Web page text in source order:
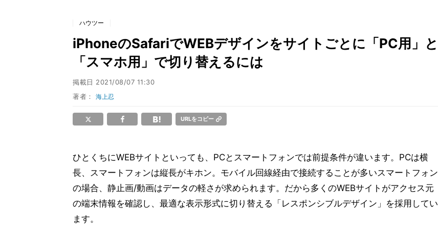
ハウツー
iPhoneのSafariでWEBデザインをサイトごとに「PC用」と
「スマホ用」で切り替えるには
掲載日 2021/08/07 11:30
著者：海上忍
URLをコピー
ひとくちにWEBサイトといっても、PCとスマートフォンでは前提条件が違います。PCは横
長、スマートフォンは縦長がキホン。モバイル回線経由で接続することが多いスマートフォン
の場合、静止画/動画はデータの軽さが求められます。だから多くのWEBサイトがアクセス元
の端末情報を確認し、最適な表示形式に切り替える「レスポンシブルデザイン」を採用してい
ます。